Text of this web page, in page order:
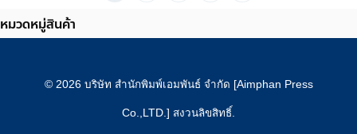
หมวดหมู่สินค้า
© 2026 บริษัท สำนักพิมพ์เอมพันธ์ จำกัด [Aimphan Press
Co.,LTD.] สงวนลิขสิทธิ์.